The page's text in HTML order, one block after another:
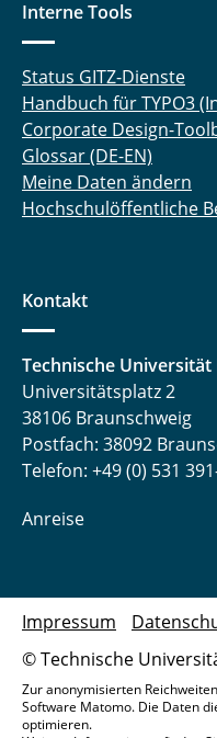
Interne Tools
Status GITZ-Dienste
Handbuch für TYPO3
Corporate Design-
Glossar (DE-EN)
Meine Daten ändern
Hochschulöffentliche
Kontakt
Technische
Universitätsplatz 2
38106 Braunschweig
Postfach: 38092
Telefon: +49 (0) 531
Anreise
© Technische
Impressum
Zur anonymisierten
Software Matomo. Die Daten
optimieren.